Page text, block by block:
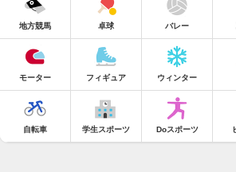
地方競馬 卓球 バレー
モーター フィギュア ウィンター
自転車 学生スポーツ Doスポーツ